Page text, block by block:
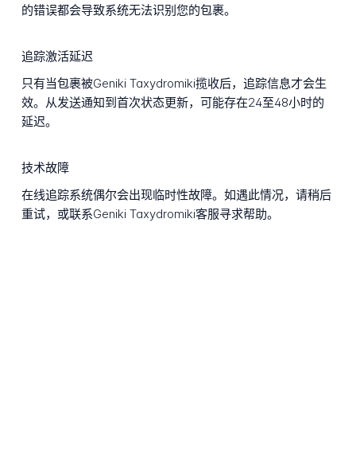
的错误都会导致系统无法识别您的包裹。
追踪激活延迟
只有当包裹被Geniki Taxydromiki揽收后，追踪信息才会生
效。从发送通知到首次状态更新，可能存在24至48小时的
延迟。
技术故障
在线追踪系统偶尔会出现临时性故障。如遇此情况，请稍后
重试，或联系Geniki Taxydromiki客服寻求帮助。